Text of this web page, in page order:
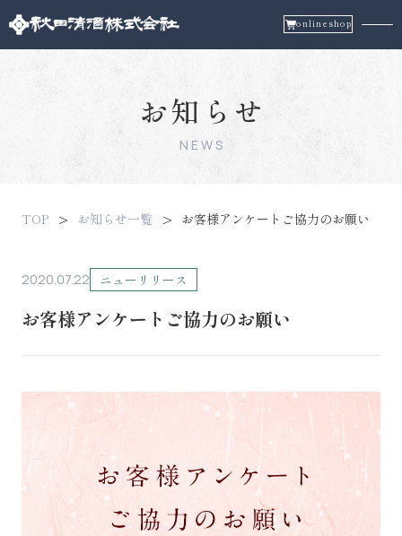
onlineshop
お知らせ
NEWS
TOP お知らせ一覧 お客様アンケートご協力のお願い
2020.07.22 ニューリリース
お客様アンケートご協力のお願い